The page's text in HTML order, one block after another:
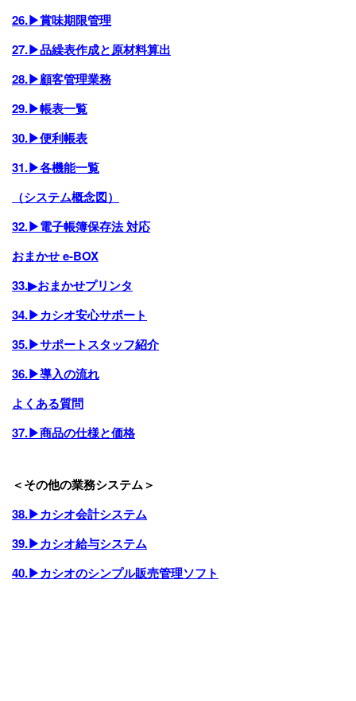
26.▶賞味期限管理
27.▶品繰表作成と原材料算出
28.▶顧客管理業務
29.▶帳表一覧
30.▶便利帳表
31.▶各機能一覧
（システム概念図）
32.▶電子帳簿保存法 対応
おまかせ e-BOX
33.▶おまかせプリンタ
34.▶カシオ安心サポート
35.▶サポートスタッフ紹介
36.▶導入の流れ
よくある質問
37.▶商品の仕様と価格
＜その他の業務システム＞
38.▶カシオ会計システム
39.▶カシオ給与システム
40.▶カシオのシンプル販売管理ソフト